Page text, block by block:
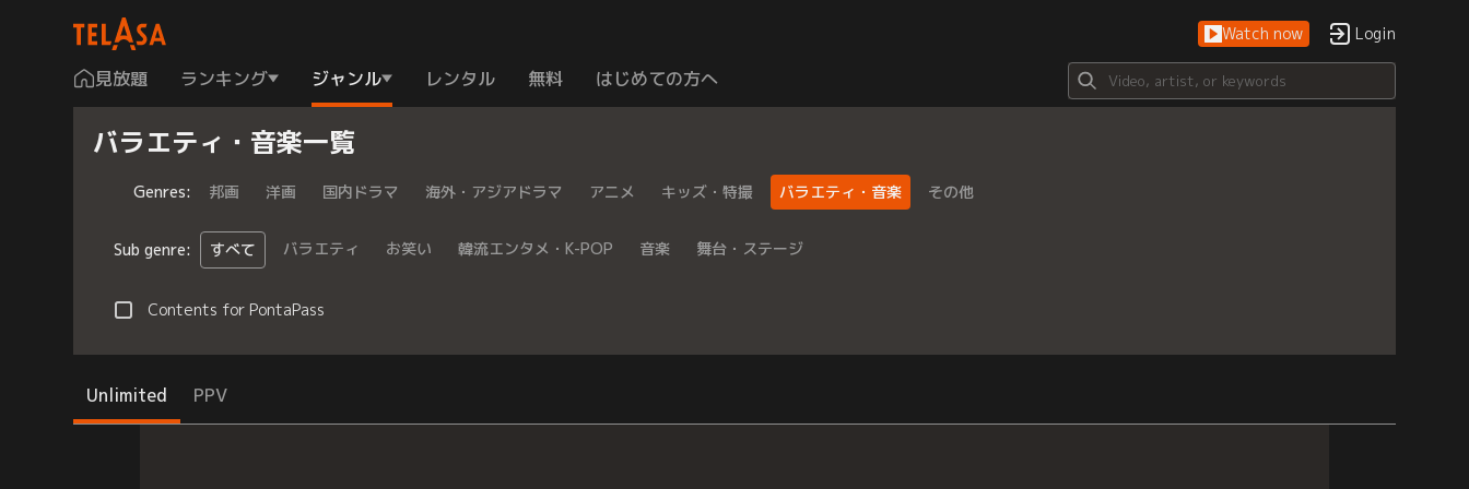
Watch now Login
見放題 ランキング ジャンル レンタル 無料 はじめての方へ
バラエティ・音楽一覧
Genres: 邦画 洋画 国内ドラマ 海外・アジアドラマ アニメ キッズ・特撮 バラエティ・音楽 その他
Sub genre: すべて バラエティ お笑い 韓流エンタメ・K-POP 音楽 舞台・ステージ
Contents for PontaPass
Unlimited PPV